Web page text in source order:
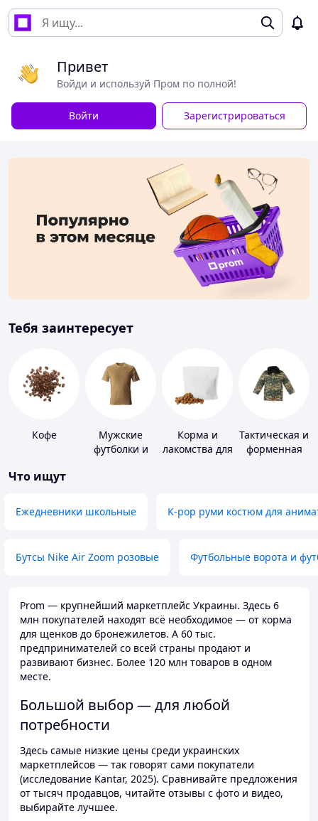
Привет
Войди и используй Пром по полной!
Войти Зарегистрироваться
Тебя заинтересует
Кофе
Мужские
футболки и
Корма и
лакомства для
Тактическая и
форменная
Что ищут
Ежедневники школьные K-pop руми костюм для
Бутсы Nike Air Zoom розовые Футбольные ворота и
Prom — крупнейший маркетплейс Украины. Здесь 6
млн покупателей находят всё необходимое — от корма
для щенков до бронежилетов. А 60 тыс.
предпринимателей со всей страны продают и
развивают бизнес. Более 120 млн товаров в одном
месте.
Большой выбор — для любой
потребности
Здесь самые низкие цены среди украинских
маркетплейсов — так говорят сами покупатели
(исследование Kantar, 2025). Сравнивайте предложения
от тысяч продавцов, читайте отзывы с фото и видео,
выбирайте лучшее.